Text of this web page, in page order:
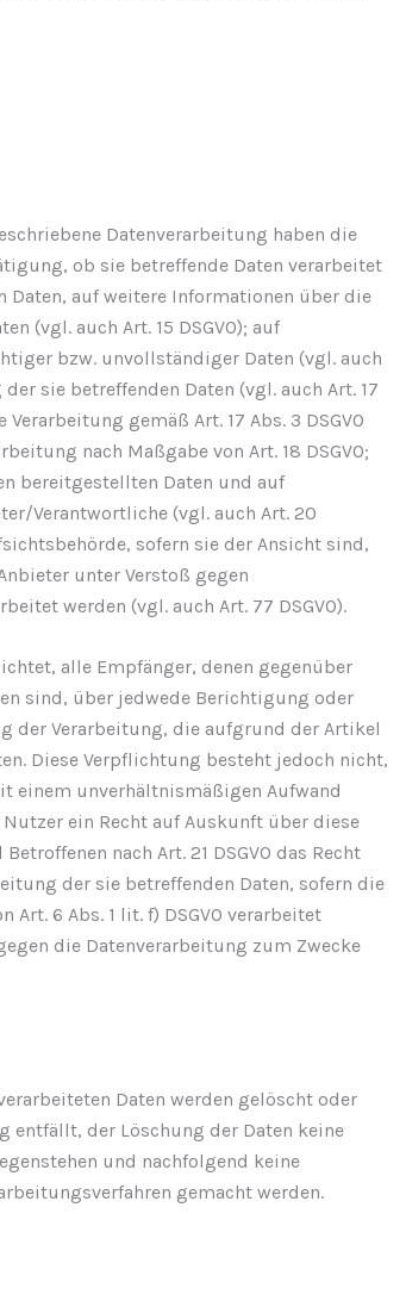
Datenverarbeitung haben die
ob sie betreffende Daten verarbeitet
auf weitere Informationen über die
(vgl. auch Art. 15 DSGVO); auf
bzw. unvollständiger Daten (vgl. auch
sie betreffenden Daten (vgl. auch Art. 17
gemäß Art. 17 Abs. 3 DSGVO
nach Maßgabe von Art. 18 DSGVO;
bereitgestellten Daten und auf
Verantwortliche (vgl. auch Art. 20
sofern sie der Ansicht sind,
unter Verstoß gegen
werden (vgl. auch Art. 77 DSGVO).
alle Empfänger, denen gegenüber
sind, über jedwede Berichtigung oder
der Verarbeitung, die aufgrund der Artikel
Diese Verpflichtung besteht jedoch nicht,
unverhältnismäßigen Aufwand
ein Recht auf Auskunft über diese
nach Art. 21 DSGVO das Recht
der sie betreffenden Daten, sofern die
Art. 6 Abs. 1 lit. f) DSGVO verarbeitet
die Datenverarbeitung zum Zwecke
Daten werden gelöscht oder
entfällt, der Löschung der Daten keine
und nachfolgend keine
gemacht werden.